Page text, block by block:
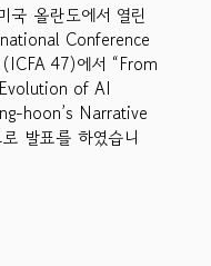
국 올란도에서 열린
Conference
47)에서 “From
of AI
hoon’s Narrative
발표를 하였습니